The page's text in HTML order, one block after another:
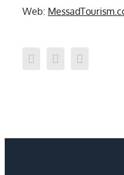
Web: